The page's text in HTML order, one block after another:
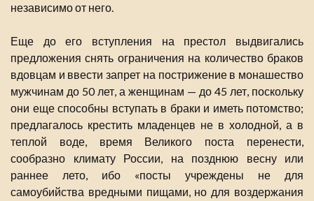
независимо от него.
Еще до его вступления на престол выдвигались
предложения снять ограничения на количество браков
вдовцам и ввести запрет на пострижение в монашество
мужчинам до 50 лет, а женщинам — до 45 лет, поскольку
они еще способны вступать в браки и иметь потомство;
предлагалось крестить младенцев не в холодной, а в
теплой воде, время Великого поста перенести,
сообразно климату России, на позднюю весну или
раннее лето, ибо «посты учреждены не для
самоубийства вредными пищами, но для воздержания